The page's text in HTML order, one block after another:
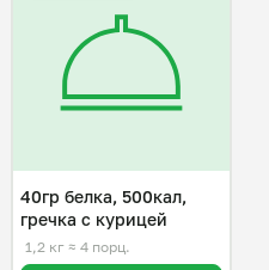
40гр белка, 500кал,
гречка с курицей
1,2 кг ≈ 4 порц.